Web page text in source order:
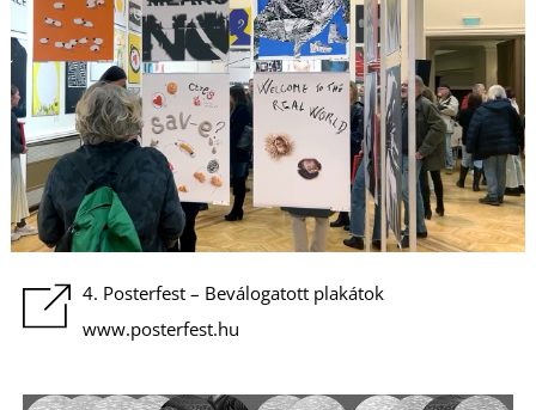
4. Posterfest – Beválogatott plakátok
www.posterfest.hu